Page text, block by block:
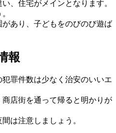
、住宅がメインとなります。
あり、子どもをのびのび遊ば
報
犯罪件数は少なく治安のいいエ
店街を通って帰ると明かりが
は注意しましょう。